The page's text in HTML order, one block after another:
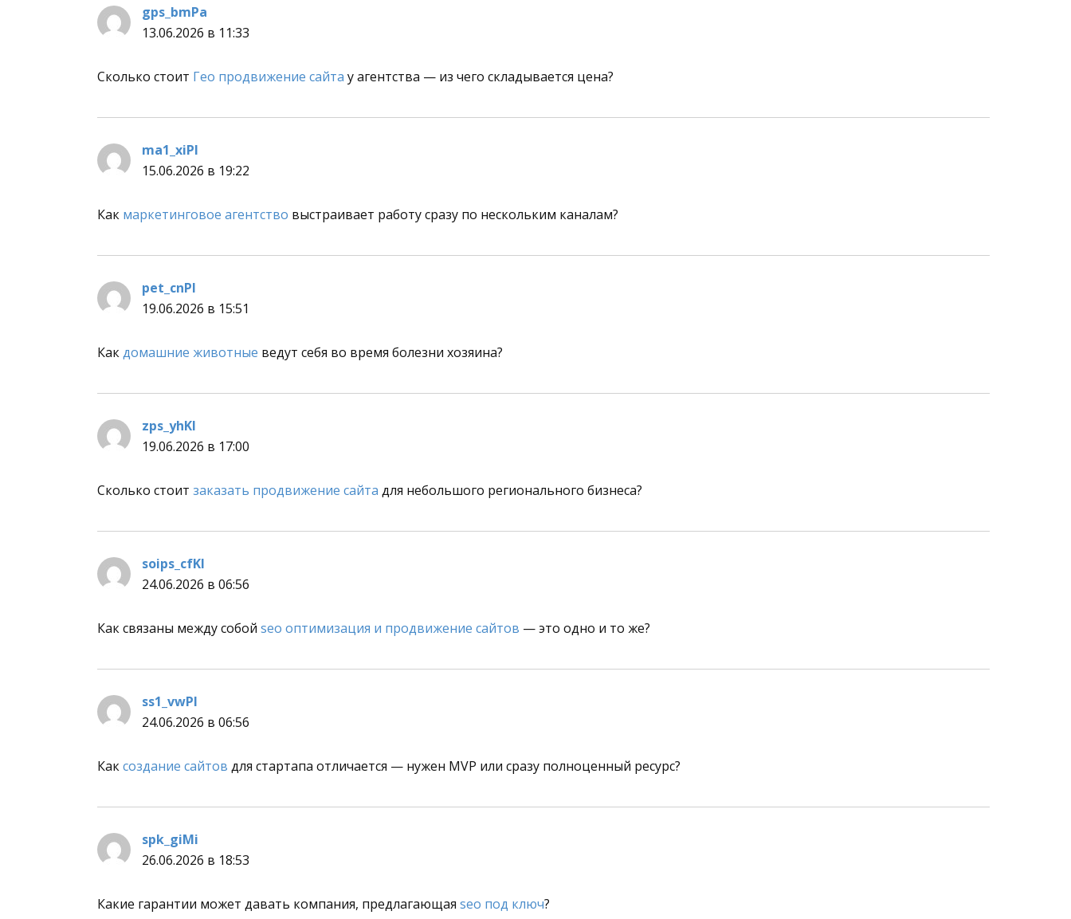
gps_bmPa
13.06.2026 в 11:33
Сколько стоит Гео продвижение сайта у агентства — из чего складывается цена?
ma1_xiPl
15.06.2026 в 19:22
Как маркетинговое агентство выстраивает работу сразу по нескольким каналам?
pet_cnPl
19.06.2026 в 15:51
Какдомашние животные ведут себя во время болезни хозяина?
zps_yhKl
19.06.2026 в 17:00
Сколько стоит заказать продвижение сайта для небольшого регионального бизнеса?
soips_cfKl
24.06.2026 в 06:56
Как связаны между собой seo оптимизация и продвижение сайтов — это одно и то же?
ss1_vwPl
24.06.2026 в 06:56
Каксоздание сайтов для стартапа отличается — нужен MVP или сразу полноценный ресурс?
spk_giMi
26.06.2026 в 18:53
Какие гарантии может давать компания, предлагающая seo под ключ?